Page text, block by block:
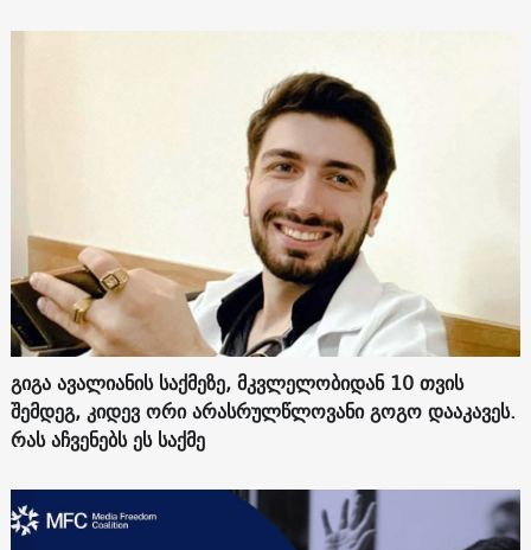
გიგა ავალიანის საქმეზე, მკვლელობიდან 10 თვის
შემდეგ, კიდევ ორი არასრულწლოვანი გოგო დააკავეს.
რას აჩვენებს ეს საქმე